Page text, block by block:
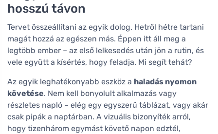
hosszú távon
Tervet összeállítani az egyik dolog. Hetről hétre tartani
magát hozzá az egészen más. Éppen itt áll meg a
legtöbb ember – az első lelkesedés után jön a rutin, és
vele együtt a kísértés, hogy feladja. Mi segít tehát?
Az egyik leghatékonyabb eszköz a haladás nyomon
követése. Nem kell bonyolult alkalmazás vagy
részletes napló – elég egy egyszerű táblázat, vagy akár
csak pipák a naptárban. A vizuális bizonyíték arról,
hogy tizenhárom egymást követő napon edztél,